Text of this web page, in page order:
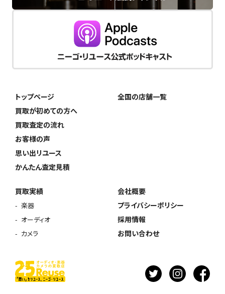
トップページ
買取が初めての方へ
買取査定の流れ
お客様の声
思い出リユース
かんたん査定見積
全国の店舗一覧
買取実績
楽器
オーディオ
カメラ
会社概要
プライバシーポリシー
採用情報
お問い合わせ